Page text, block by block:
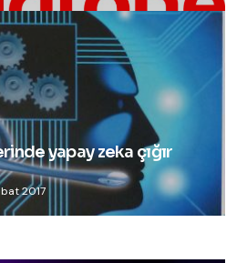
yapay zeka çığır
2017